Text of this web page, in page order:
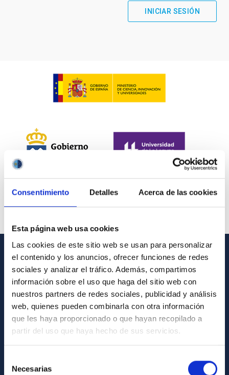
Consentimiento Detalles Acerca de las cookies
Esta página web usa cookies
Las cookies de este sitio web se usan para personalizar
el contenido y los anuncios, ofrecer funciones de redes
sociales y analizar el tráfico. Además, compartimos
información sobre el uso que haga del sitio web con
nuestros partners de redes sociales, publicidad y análisis
web, quienes pueden combinarla con otra información
que les haya proporcionado o que hayan recopilado a
partir del uso que haya hecho de sus servicios.
Necesarias
INFORMACIÓN GENERAL
Contacto
Cómo llegar al IAC
Directorio de personal
Biblioteca